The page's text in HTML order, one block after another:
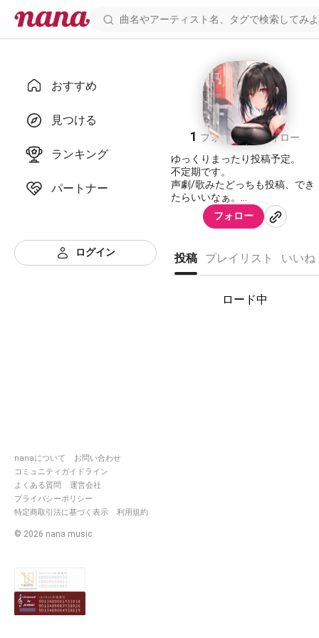
おすすめ
見つける
ランキング
パートナー
ログイン
nanaについて
お問い合わせ
コミュニティガイドライン
よくある質問
運営会社
プライバシーポリシー
特定商取引法に基づく表示
利用規約
© 2026 nana music
紅崎琳夜
1 フォロワー1 フォロー
ゆっくりまったり投稿予定。
不定期です。
声劇/歌みたどっちも投稿、でき
たらいいなぁ。
気になったら是非フォローお願
いします。
https://nana-
よかったらこっちもお願いしま
フォロー
投稿 プレイリスト いいね
ロード中